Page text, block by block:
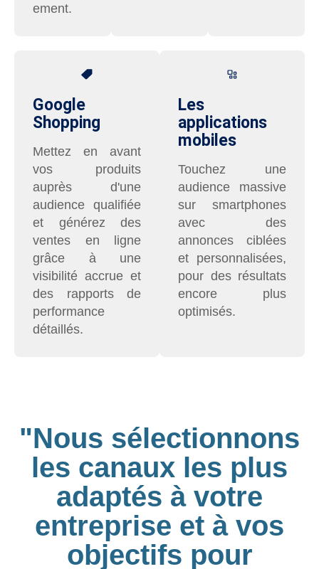
ement.
Google
Shopping
Mettez en avant
vos produits
auprès d'une
audience qualifiée
et générez des
ventes en ligne
grâce à une
visibilité accrue et
des rapports de
performance
détaillés.
Les
applications
mobiles
Touchez une
audience massive
sur smartphones
avec des
annonces ciblées
et personnalisées,
pour des résultats
encore plus
optimisés.
"Nous sélectionnons
les canaux les plus
adaptés à votre
entreprise et à vos
objectifs pour